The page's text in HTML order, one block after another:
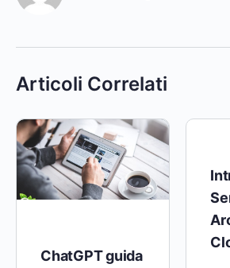
Articoli Correlati
ChatGPT guida